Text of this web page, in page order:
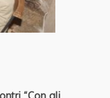
“Con gli